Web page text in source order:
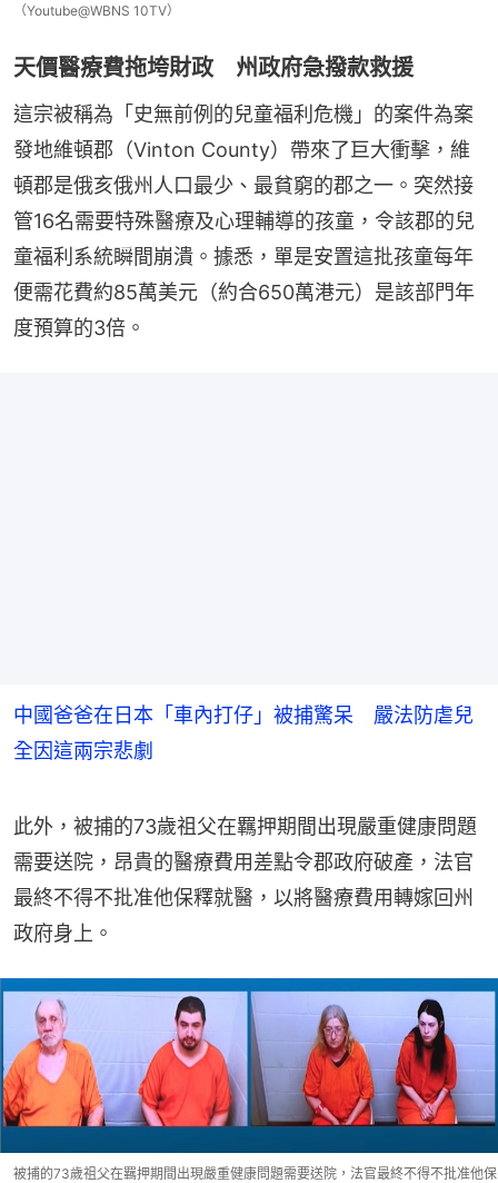
（Youtube@WBNS 10TV）
天價醫療費拖垮財政 州政府急撥款救援
這宗被稱為「史無前例的兒童福利危機」的案件為案
發地維頓郡（Vinton County）帶來了巨大衝擊，維
頓郡是俄亥俄州人口最少、最貧窮的郡之一。突然接
管16名需要特殊醫療及心理輔導的孩童，令該郡的兒
童福利系統瞬間崩潰。據悉，單是安置這批孩童每年
便需花費約85萬美元（約合650萬港元）是該部門年
度預算的3倍。
中國爸爸在日本「車內打仔」被捕驚呆 嚴法防虐兒
全因這兩宗悲劇
此外，被捕的73歲祖父在羈押期間出現嚴重健康問題
需要送院，昂貴的醫療費用差點令郡政府破產，法官
最終不得不批准他保釋就醫，以將醫療費用轉嫁回州
政府身上。
被捕的73歲祖父在羈押期間出現嚴重健康問題需要送院，法官最終不得不批准他保